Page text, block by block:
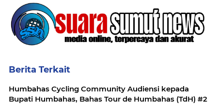
Berita Terkait
Humbahas Cycling Community Audiensi kepada
Bupati Humbahas, Bahas Tour de Humbahas (TdH) #2